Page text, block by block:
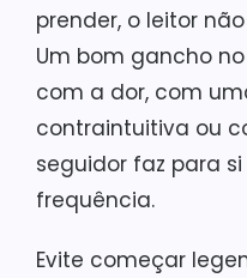
prender, o leitor
Um bom gancho
com a dor, com
contraintuitiva ou
seguidor faz para
frequência.
Evite começar